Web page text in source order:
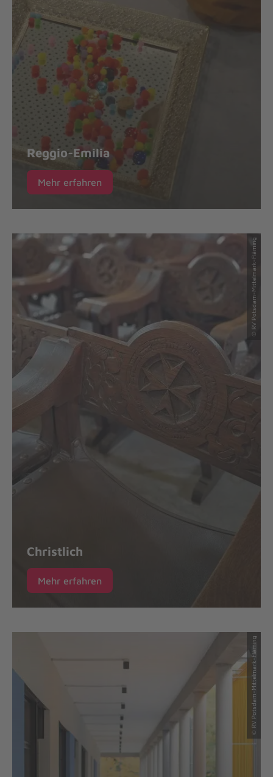
Reggio-Emilia
Mehr erfahren
© RV Potsdam-Mittelmark-Fläming
Christlich
Mehr erfahren
© RV Potsdam-Mittelmark-Fläming